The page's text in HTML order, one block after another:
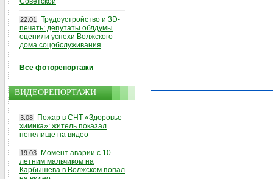
22.01
Трудоустройство и 3D-
печать: депутаты облдумы
оценили успехи Волжского
дома соцобслуживания
Все фоторепортажи
ВИДЕОРЕПОРТАЖИ
3.08
Пожар в СНТ «Здоровье
химика»: житель показал
пепелище на видео
19.03
Момент аварии с 10-
летним мальчиком на
Карбышева в Волжском попал